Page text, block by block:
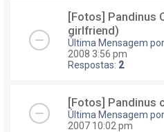
[Fotos] Pandinus
girlfriend)
Última Mensagem por
2008 3:56 pm
Respostas: 2
[Fotos] Pandinus
Última Mensagem por
2007 10:02 pm